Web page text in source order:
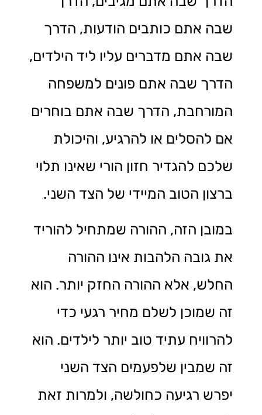
שבה אתם כותבים הודעות, הדרך
שבה אתם מדברים עליו ליד הילדים,
הדרך שבה אתם פונים למשפחה
המורחבת, הדרך שבה אתם בוחרים
אם להסלים או להרגיע, והיכולת
שלכם להגדיר חזון הורי שאינו תלוי
ברצון הטוב המיידי של הצד השני.
במובן הזה, ההורה שמתחיל להוריד
את גובה הלהבות אינו ההורה
החלש, אלא ההורה החזק יותר. הוא
זה שמוכן לשלם מחיר רגעי כדי
להרוויח עתיד טוב יותר לילדים. הוא
זה שמבין שלפעמים הצד השני
יפרש רגיעה כחולשה, ולמרות זאת